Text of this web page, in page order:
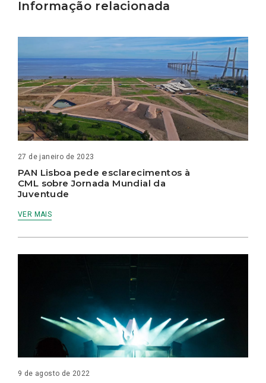
Informação relacionada
27 de janeiro de 2023
PAN Lisboa pede esclarecimentos à
CML sobre Jornada Mundial da
Juventude
VER MAIS
9 de agosto de 2022